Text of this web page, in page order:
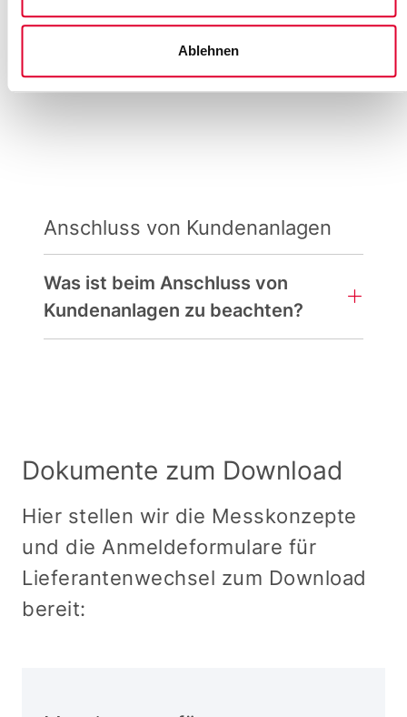
Ablehnen
zu einem dritten Lieferanten
wechseln möchte?
Anschluss von Kundenanlagen
Was ist beim Anschluss von
Kundenanlagen zu beachten?
Dokumente zum Download
Hier stellen wir die Messkonzepte
und die Anmeldeformulare für
Lieferantenwechsel zum Download
bereit: